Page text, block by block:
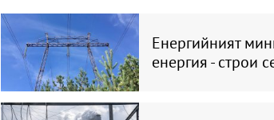
Енергийният
енергия - строи